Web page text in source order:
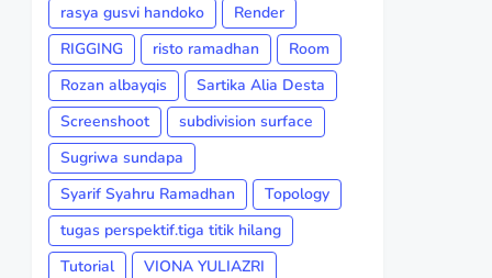
rasya gusvi handoko
Render
RIGGING
risto ramadhan
Room
Rozan albayqis
Sartika Alia Desta
Screenshoot
subdivision surface
Sugriwa sundapa
Syarif Syahru Ramadhan
Topology
tugas perspektif.tiga titik hilang
Tutorial
VIONA YULIAZRI